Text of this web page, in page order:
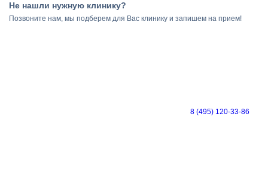
Не нашли нужную клинику?
Позвоните нам, мы подберем для Вас клинику и запишем на прием!
8 (495) 120-33-86